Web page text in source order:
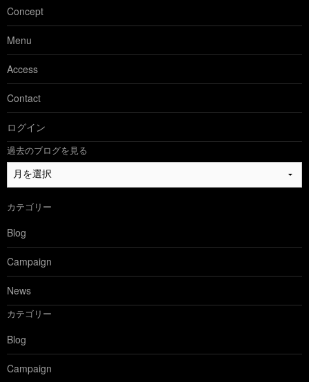
Concept
Menu
Access
Contact
ログイン
過去のブログを見る
過
去
ブ
ロ
グ
を
見
る
カテゴリー
Blog
Campaign
News
カテゴリー
Blog
Campaign